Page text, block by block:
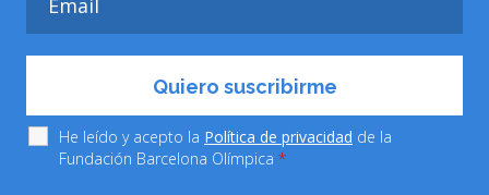
He leído y acepto la Política de privacidad de la
Fundación Barcelona Olímpica *